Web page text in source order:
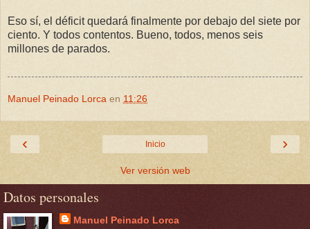
Eso sí, el déficit quedará finalmente por debajo del siete por
ciento. Y todos contentos. Bueno, todos, menos seis
millones de parados.
Manuel Peinado Lorca en 11:26
‹ ›
Inicio
Ver versión web
Datos personales
Manuel Peinado Lorca